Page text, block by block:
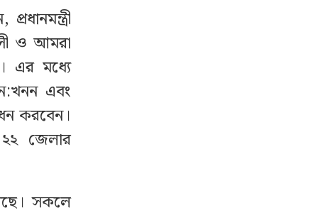
ও আমরা
এর মধ্যে
এবং
করবেন।
জেলার
সকলে